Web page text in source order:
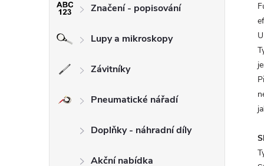
Značení - popisování
Lupy a mikroskopy
Závitníky
Pneumatické nářadí
Doplňky - náhradní díly
Akční nabídka